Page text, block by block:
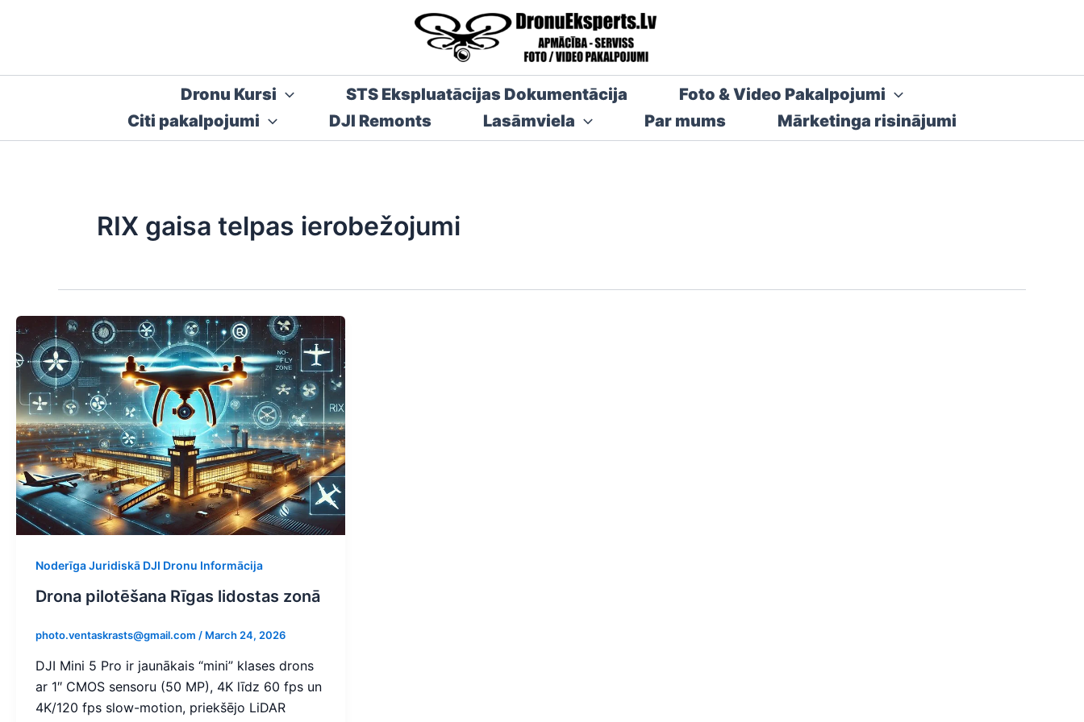
Dronu Kursi STS Ekspluatācijas Dokumentācija
Foto & Video Pakalpojumi
Citi pakalpojumi
DJI Remonts Lasāmviela Par mums Mārketinga risinājumi
RIX gaisa telpas ierobežojumi
Noderīga Juridiskā DJI Dronu Informācija
Drona pilotēšana Rīgas lidostas zonā
photo.ventaskrasts@gmail.com / March 24, 2026
DJI Mini 5 Pro ir jaunākais “mini” klases drons
ar 1″ CMOS sensoru (50 MP), 4K līdz 60 fps un
4K/120 fps slow-motion, priekšējo LiDAR